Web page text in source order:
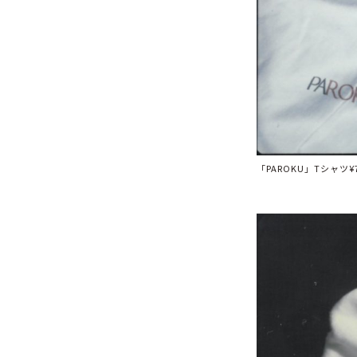
「PAROKU」Tシャツ